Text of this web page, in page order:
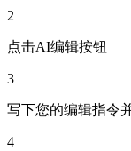
2
点击AI编辑按钮
3
写下您的编辑指令
4